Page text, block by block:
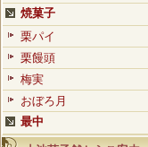
焼菓子
栗パイ
栗饅頭
梅実
おぼろ月
最中